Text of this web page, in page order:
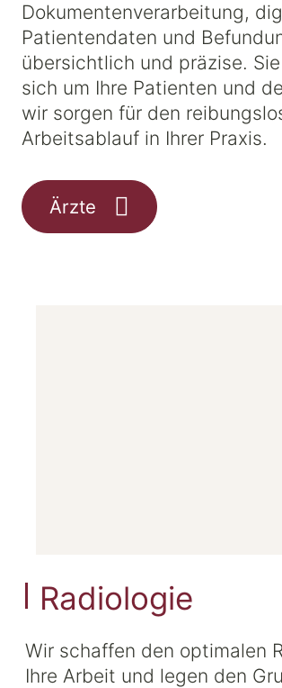
Dokumentenverarbeitung,
Patientendaten und
übersichtlich und präzise.
sich um Ihre Patienten und
wir sorgen für den
Arbeitsablauf in Ihrer Praxis.
Ärzte
Radiologie
Wir schaffen den optimalen
Ihre Arbeit und legen den